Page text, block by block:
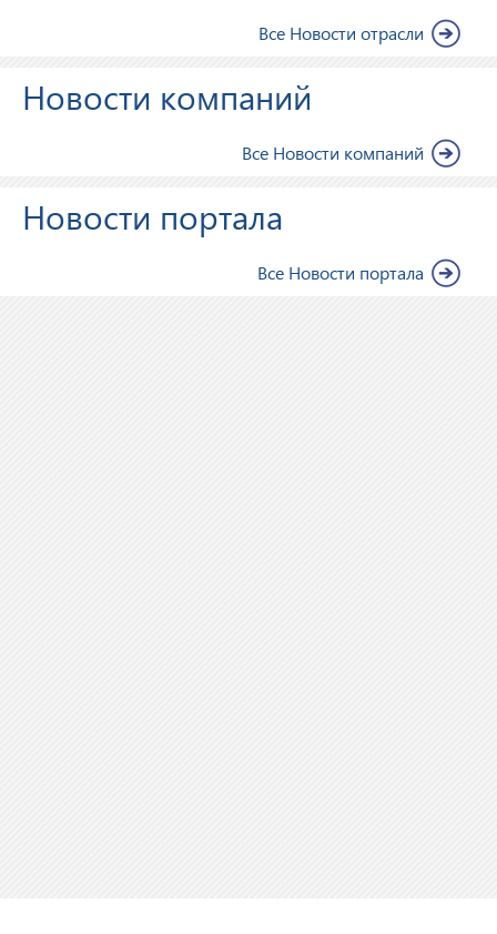
Все Новости отрасли
Новости компаний
Все Новости компаний
Новости портала
Все Новости портала